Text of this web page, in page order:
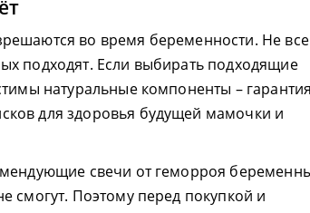
во время беременности. Не все
подходят. Если выбирать подходящие
натуральные компоненты – гарантия
для здоровья будущей мамочки и
свечи от геморроя
смогут. Поэтому перед покупкой и